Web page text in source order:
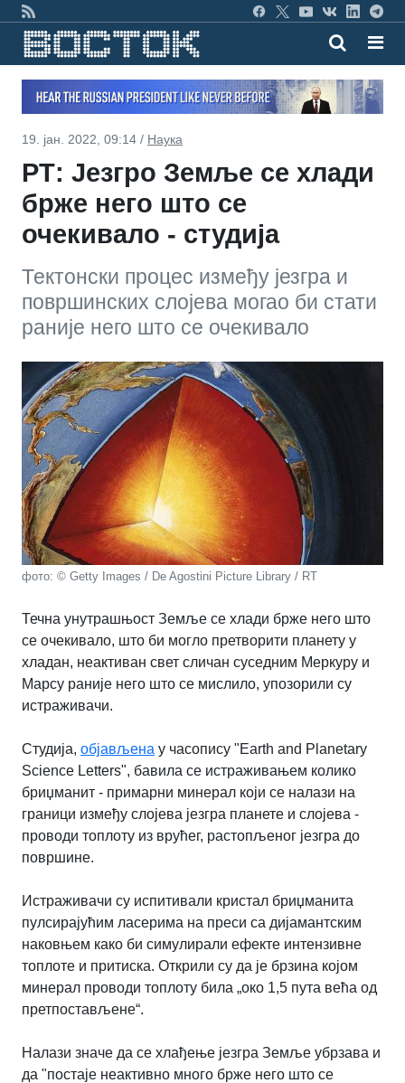
19. јан. 2022, 09:14 / Наука
РТ: Језгро Земље се хлади
брже него што се
очекивало - студија
Тектонски процес између језгра и
површинских слојева могао би стати
раније него што се очекивало
фото: © Getty Images / De Agostini Picture Library / RT
Течна унутрашњост Земље се хлади брже него што
се очекивало, што би могло претворити планету у
хладан, неактиван свет сличан суседним Меркуру и
Марсу раније него што се мислило, упозорили су
истраживачи.
Студија, објављена у часопису "Earth and Planetary
Science Letters", бавила се истраживањем колико
бриџманит - примарни минерал који се налази на
граници између слојева језгра планете и слојева -
проводи топлоту из врућег, растопљеног језгра до
површине.
Истраживачи су испитивали кристал бриџманита
пулсирајућим ласерима на преси са дијамантским
наковњем како би симулирали ефекте интензивне
топлоте и притиска. Открили су да је брзина којом
минерал проводи топлоту била „око 1,5 пута већа од
претпостављене“.
Налази значе да се хлађење језгра Земље убрзава и
да "постаје неактивно много брже него што се